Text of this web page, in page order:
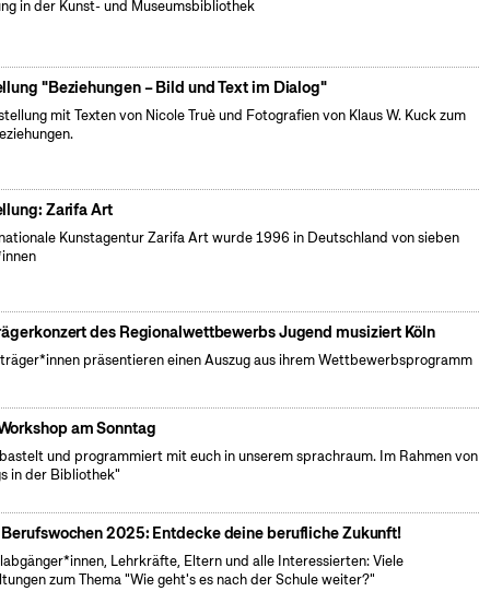
in der Kunst- und Museumsbibliothek
"Beziehungen – Bild und Text im Dialog"
mit Texten von Nicole Truè und Fotografien von Klaus W. Kuck zum
Zarifa Art
Kunstagentur Zarifa Art wurde 1996 in Deutschland von sieben
des Regionalwettbewerbs Jugend musiziert Köln
präsentieren einen Auszug aus ihrem Wettbewerbsprogramm
am Sonntag
und programmiert mit euch in unserem sprachraum. Im Rahmen von
in der Bibliothek"
Berufswochen 2025: Entdecke deine berufliche Zukunft!
Lehrkräfte, Eltern und alle Interessierten: Viele
zum Thema "Wie geht's es nach der Schule weiter?"